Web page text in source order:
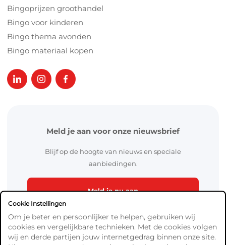
Bingoprijzen groothandel
Bingo voor kinderen
Bingo thema avonden
Bingo materiaal kopen
Meld je aan voor onze nieuwsbrief
Blijf op de hoogte van nieuws en speciale
aanbiedingen.
Meld je nu aan
Cookie Instellingen
Om je beter en persoonlijker te helpen, gebruiken wij
cookies en vergelijkbare technieken. Met de cookies volgen
wij en derde partijen jouw internetgedrag binnen onze site.